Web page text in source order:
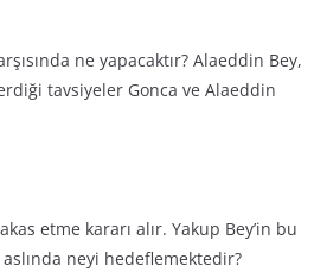
ne yapacaktır? Alaeddin Bey,
tavsiyeler Gonca ve Alaeddin
etme kararı alır. Yakup Bey’in bu
aslında neyi hedeflemektedir?